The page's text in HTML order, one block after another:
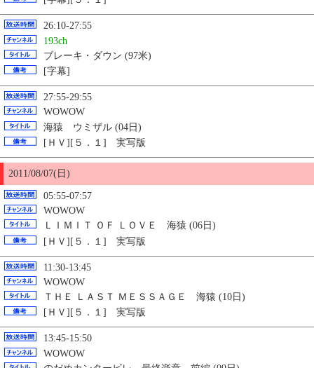
26:10-27:55
193ch
ブレーキ・ダウン (97米)
[字幕]
27:55-29:55
WOWOW
海猿 ウミザル (04日)
[ＨＶ][５．１] 実写版
2011/08/07(日)
05:55-07:57
WOWOW
ＬＩＭＩＴ ＯＦ ＬＯＶＥ 海猿 (06日)
[ＨＶ][５．１] 実写版
11:30-13:45
WOWOW
ＴＨＥ ＬＡＳＴ ＭＥＳＳＡＧＥ 海猿 (10日)
[ＨＶ][５．１] 実写版
13:45-15:50
WOWOW